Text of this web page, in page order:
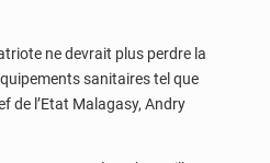
ne devrait plus perdre la
sanitaires tel que
de l’Etat Malagasy, Andry